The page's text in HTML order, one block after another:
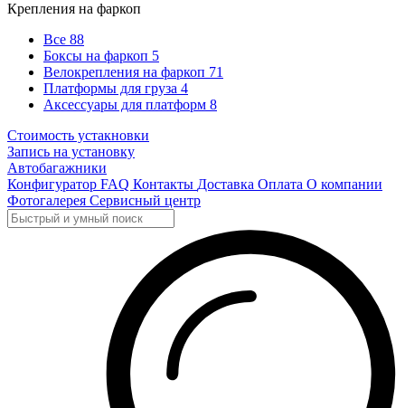
Крепления на фаркоп
Все 88
Боксы на фаркоп 5
Велокрепления на фаркоп 71
Платформы для груза 4
Аксессуары для платформ 8
Стоимость устакновки
Запись на установку
Автобагажники
Конфигуратор FAQ Контакты Доставка Оплата О компании
Фотогалерея Сервисный центр